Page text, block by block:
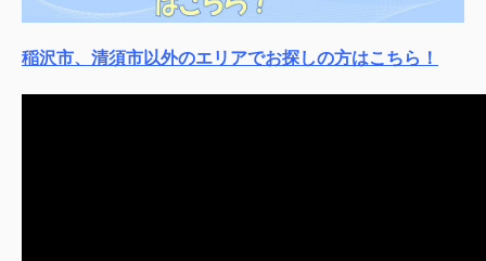
稲沢市、清須市以外のエリアでお探しの方はこちら！